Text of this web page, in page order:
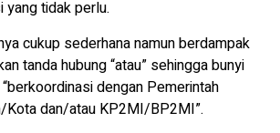
yang tidak perlu.
cukup sederhana namun berdampak
tanda hubung “atau” sehingga bunyi
dengan Pemerintah
Kota dan/atau KP2MI/BP2MI”.